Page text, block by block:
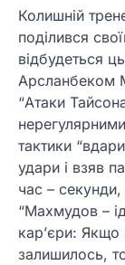
Колишній
поділився
відбудеться
Арсланбеком
“Атаки
тактики
удари і взяв
час –
“Махмудов –
кар’єри:
залишилось,